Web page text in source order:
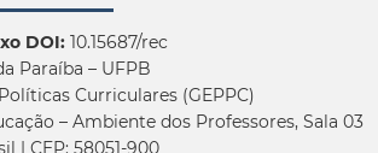
DOI:10.15687/rec
Paraíba – UFPB
Curriculares (GEPPC)
– Ambiente dos Professores, Sala 03
| CEP: 58051-900